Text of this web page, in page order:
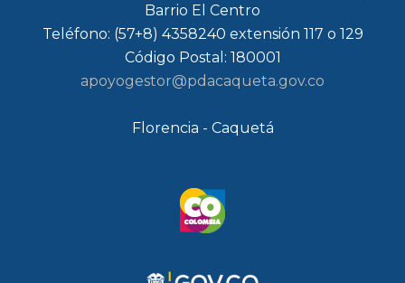
Barrio El Centro
Teléfono: (57+8) 4358240 extensión 117 o 129
Código Postal: 180001
apoyogestor@pdacaqueta.gov.co
Florencia - Caquetá